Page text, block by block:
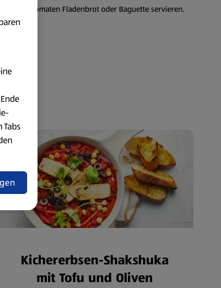
mit Tomaten Fladenbrot oder Baguette servieren.
Kichererbsen-Shakshuka
mit Tofu und Oliven